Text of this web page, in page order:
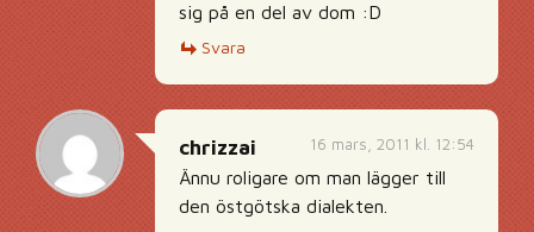
sig på en del av dom :D
Svara
16 mars, 2011 kl. 12:54
chrizzai
Ännu roligare om man lägger till
den östgötska dialekten.